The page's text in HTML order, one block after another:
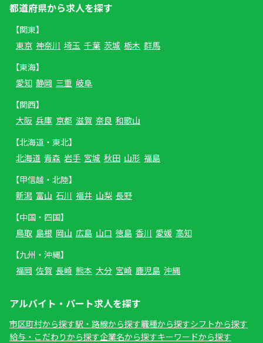
都道府県から求人を探す
【関東】
東京 神奈川 埼玉 千葉 茨城 栃木 群馬
【東海】
愛知 静岡 三重 岐阜
【関西】
大阪 兵庫 京都 滋賀 奈良 和歌山
【北海道・東北】
北海道 青森 岩手 宮城 秋田 山形 福島
【甲信越・北陸】
新潟 富山 石川 福井 山梨 長野
【中国・四国】
鳥取 島根 岡山 広島 山口 徳島 香川 愛媛 高知
【九州・沖縄】
福岡 佐賀 長崎 熊本 大分 宮崎 鹿児島 沖縄
アルバイト・パート求人を探す
市区町村から探す駅・路線から探す職種から探すシフトから探す
給与・こだわりから探す企業名から探すキーワードから探す